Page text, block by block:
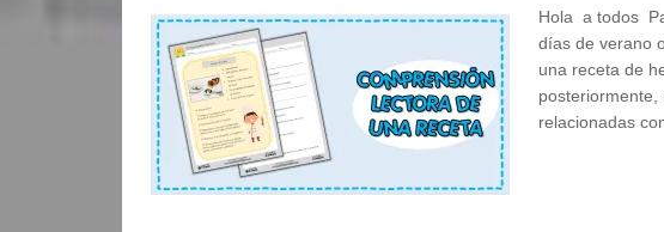
Hola a todos
días de verano
una receta de
posteriormente,
relacionadas